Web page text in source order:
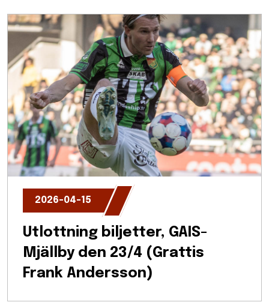
2026-04-15
Utlottning biljetter, GAIS-
Mjällby den 23/4 (Grattis
Frank Andersson)